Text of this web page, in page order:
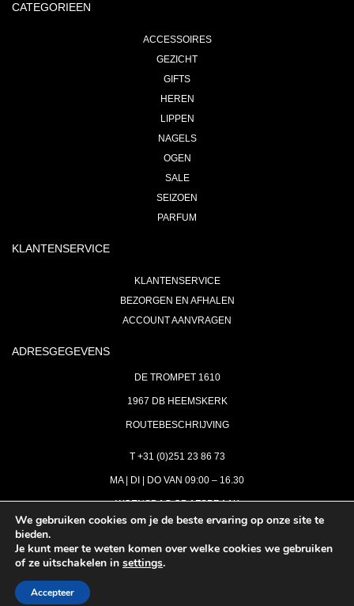
CATEGORIEEN
ACCESSOIRES
GEZICHT
GIFTS
HEREN
LIPPEN
NAGELS
OGEN
SALE
SEIZOEN
PARFUM
KLANTENSERVICE
KLANTENSERVICE
BEZORGEN EN AFHALEN
ACCOUNT AANVRAGEN
ADRESGEGEVENS
DE TROMPET 1610
1967 DB HEEMSKERK
ROUTEBESCHRIJVING
T +31 (0)251 23 86 73
MA | DI | DO VAN 09:00 – 16.30
WOENSDAG OP AFSPRAAK
INFO@ASTH.NL
We gebruiken cookies om je de beste ervaring op onze site te
bieden.
Je kunt meer te weten komen over welke cookies we gebruiken
of ze uitschakelen in settings.
Accepteer